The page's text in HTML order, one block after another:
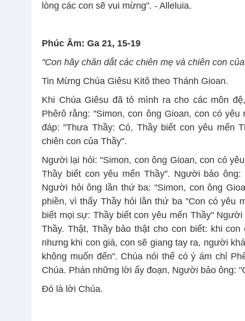
lòng các con sẽ vui mừng". - Alleluia.
Phúc Âm: Ga 21, 15-19
"Con hãy chăn dắt các chiên mẹ và chiên con
Tin Mừng Chúa Giêsu Kitô theo Thánh Gioan.
Khi Chúa Giêsu đã tỏ mình ra cho các môn
Phêrô rằng: "Simon, con ông Gioan, con có
đáp: "Thưa Thầy: Có, Thầy biết con yêu mến
chiên con của Thầy".
Người lại hỏi: "Simon, con ông Gioan, con có
Thầy biết con yêu mến Thầy". Người bảo
Người hỏi ông lần thứ ba: "Simon, con ông
phiền, vì thấy Thầy hỏi lần thứ ba "Con có yêu
biết mọi sự: Thầy biết con yêu mến Thầy"
Thầy. Thật, Thầy bảo thật cho con biết: khi
nhưng khi con già, con sẽ giang tay ra, người
không muốn đến". Chúa nói thế có ý ám chỉ
Chúa. Phán những lời ấy đoạn, Người bảo ông:
Ðó là lời Chúa.